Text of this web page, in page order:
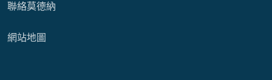
聯絡莫德納
網站地圖